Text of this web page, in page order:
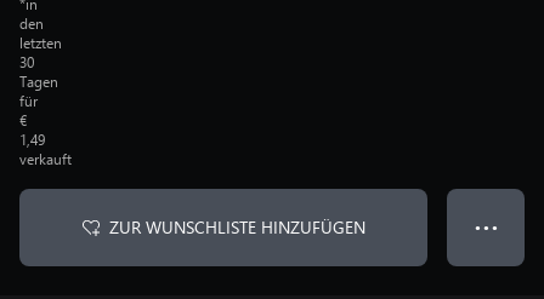
*in
den
letzten
30
Tagen
für
€
1,49
verkauft
ZUR WUNSCHLISTE HINZUFÜGEN ● ● ●